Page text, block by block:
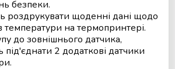
безпеки.
роздрукувати щоденні дані щодо
температури на термопринтері.
до зовнішнього датчика,
під'єднати 2 додаткові датчики